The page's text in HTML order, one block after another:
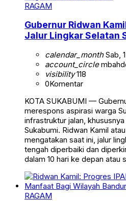
RAGAM
Gubernur Ridwan
Jalur Lingkar Selatan
calendar_monthSab,
account_circle
visibility118
0Komentar
KOTA SUKABUMI —
merespons aspirasi warga
infrastruktur jalan,
Sukabumi. Ridwan Kamil
mengatakan saat ini, jalur
tengah diperbaiki dan
dalam 10 hari ke depan atau
RAGAM